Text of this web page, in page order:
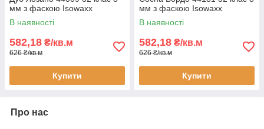
мм з фаскою Isowaxx
В наявності
582,18 ₴/кв.м
626 ₴/кв.м
Купити
мм з фаскою Isowaxx
В наявності
582,18 ₴/кв.м
626 ₴/кв.м
Купити
Про нас